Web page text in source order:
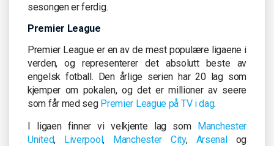
sesongen er ferdig.
Premier League
Premier League er en av de mest populære ligaene i
verden, og representerer det absolutt beste av
engelsk fotball. Den årlige serien har 20 lag som
kjemper om pokalen, og det er millioner av seere
som får med seg Premier League på TV i dag.
I ligaen finner vi velkjente lag som Manchester
United, Liverpool, Manchester City, Arsenalog